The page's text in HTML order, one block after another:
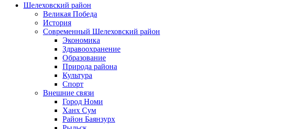
Шелеховский район
Великая Победа
История
Современный Шелеховский район
Экономика
Здравоохранение
Образование
Природа района
Культура
Спорт
Внешние связи
Город Номи
Ханх Сум
Район Баянзурх